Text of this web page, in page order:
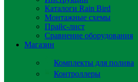
Каталоги Rain Bird
Монтажные схемы
Прайс-лист
Сравнение оборудования
Магазин
Комплекты для полива
Контроллеры